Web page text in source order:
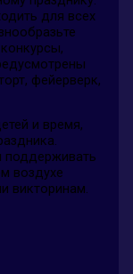
для всех
фейерверк,
и время,
поддерживать
воздухе
викторинам.